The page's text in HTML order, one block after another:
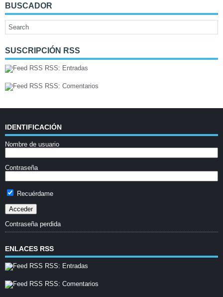
BUSCADOR
SUSCRIPCIÓN RSS
RSS: Entradas
RSS: Comentarios
IDENTIFICACIÓN
Nombre de usuario
Contraseña
Recuérdame
Contraseña perdida
ENLACES RSS
RSS: Entradas
RSS: Comentarios